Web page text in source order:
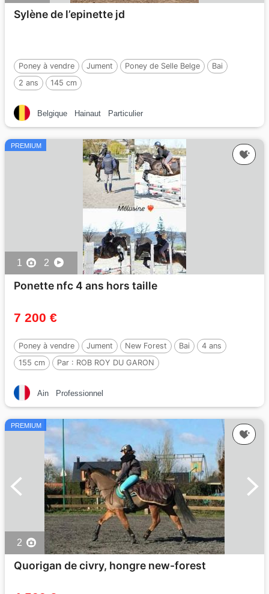
Sylène de l’epinette jd
Poney à vendre Jument Poney de Selle Belge
Bai
2 ans
145 cm
Belgique Hainaut Particulier
PREMIUM
1 2
Ponette nfc 4 ans hors taille
7 200 €
Poney à vendre Jument New Forest Bai
4 ans
155 cm
Par : ROB ROY DU GARON
Ain Professionnel
PREMIUM
2
Quorigan de civry, hongre new-forest